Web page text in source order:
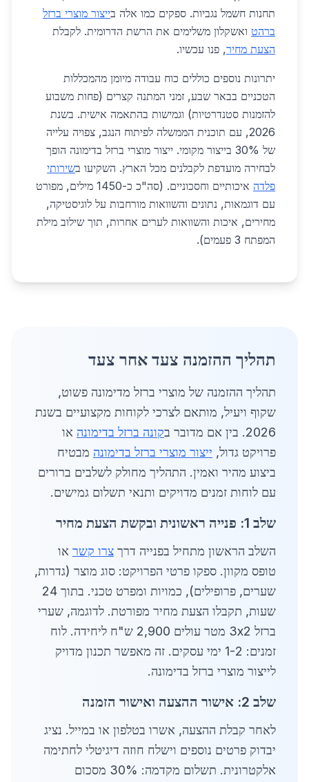
תחנות חשמל נגביות. ספקים כמו אלה בייצור מוצרי ברזל
ברהט ואשקלון משלימים את הרשת הדרומית. לקבלת
הצעת מחיר, פנו עכשיו.
יתרונות נוספים כוללים כוח עבודה מיומן מהמכללות
הטכניים בבאר שבע, זמני המתנה קצרים (פחות משבוע
להזמנות סטנדרטיות) וגמישות בהתאמה אישית. בשנת
2026, עם תוכנית הממשלה לפיתוח הנגב, צפויה עלייה
של 30% בייצור מקומי. ייצור מוצרי ברזל בדימונה הופך
לבחירה מועדפת לקבלנים מכל הארץ. השקיעו בשירותי
פלדה
איכותיים וחסכוניים. (סה"כ כ-1450 מילים, מפורט
עם דוגמאות, נתונים והשוואות מורחבות על לוגיסטיקה,
מחירים, איכות והשוואות לערים אחרות, תוך שילוב מילת
המפתח 3 פעמים).
תהליך ההזמנה צעד אחר צעד
תהליך ההזמנה של מוצרי ברזל מדימונה פשוט,
שקוף ויעיל, מותאם לצרכי לקוחות מקצועיים בשנת
2026. בין אם מדובר ב
קונה ברזל בדימונה או
פרויקט גדול, ייצור מוצרי ברזל בדימונה מבטיח
ביצוע מהיר ואמין. התהליך מחולק לשלבים ברורים
עם לוחות זמנים מדויקים ותנאי תשלום גמישים.
שלב 1: פנייה ראשונית ובקשת הצעת מחיר
השלב הראשון מתחיל בפנייה דרך צרו קשר או
טופס מקוון. ספקו פרטי הפרויקט: סוג מוצר (גדרות,
שערים, פרופילים), כמויות ומפרט טכני. בתוך 24
שעות, תקבלו הצעת מחיר מפורטת. לדוגמה, שערי
ברזל 3x2 מטר עולים 2,900 ש"ח ליחידה. לוח
זמנים: 1-2 ימי עסקים. זה מאפשר תכנון מדויק
לייצור מוצרי ברזל בדימונה.
שלב 2: אישור ההצעה ואישור הזמנה
לאחר קבלת ההצעה, אשרו בטלפון או במייל. נציג
יבדוק פרטים נוספים וישלח חוזה דיגיטלי לחתימה
אלקטרונית. תשלום מקדמה: 30% מסכום